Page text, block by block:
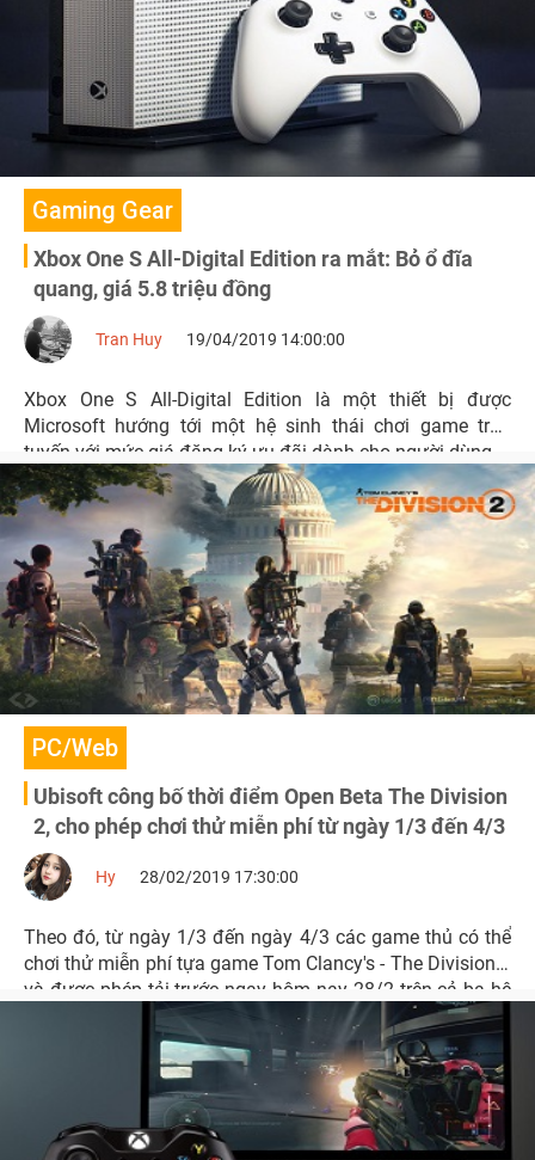
Gaming Gear
Xbox One S All-Digital Edition ra mắt: Bỏ ổ đĩa
quang, giá 5.8 triệu đồng
Tran Huy 19/04/2019 14:00:00
Xbox One S All-Digital Edition là một thiết bị được
Microsoft hướng tới một hệ sinh thái chơi game trực
tuyến với mức giá đăng ký ưu đãi dành cho người dùng.
PC/Web
Ubisoft công bố thời điểm Open Beta The Division
2, cho phép chơi thử miễn phí từ ngày 1/3 đến 4/3
Hy 28/02/2019 17:30:00
Theo đó, từ ngày 1/3 đến ngày 4/3 các game thủ có thể
chơi thử miễn phí tựa game Tom Clancy's - The Division 2
và được phép tải trước ngay hôm nay 28/2 trên cả ba hệ
máy PC, Xbox One và PS4.